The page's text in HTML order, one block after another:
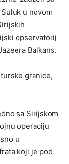
u novom
opservatorij
Balkans.
granice,
sa Sirijskom
operaciju
u
koji je pod